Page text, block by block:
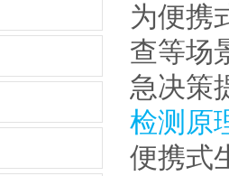
为便携
查等场
急决策
检测原
便携式